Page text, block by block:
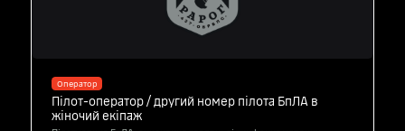
Оператор
Пілот-оператор / другий номер пілота БпЛА в
жіночий екіпаж